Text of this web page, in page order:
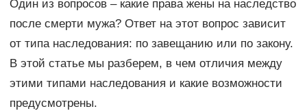
Один из вопросов – какие права жены на наследство
после смерти мужа? Ответ на этот вопрос зависит
от типа наследования: по завещанию или по закону.
В этой статье мы разберем, в чем отличия между
этими типами наследования и какие возможности
предусмотрены.